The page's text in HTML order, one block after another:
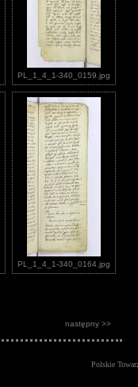
PL_1_4_1-340_0159.jpg
PL_1_4_1-340_0164.jpg
następny >>
Polskie